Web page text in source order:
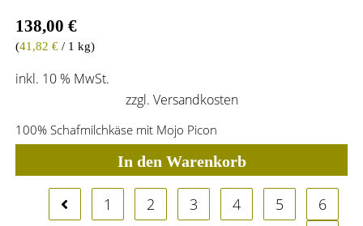
138,00 €
(41,82 €/ 1 kg)
inkl. 10 % MwSt.
zzgl. Versandkosten
100% Schafmilchkäse mit Mojo Picon
In den Warenkorb
1 2 3 4 5
6